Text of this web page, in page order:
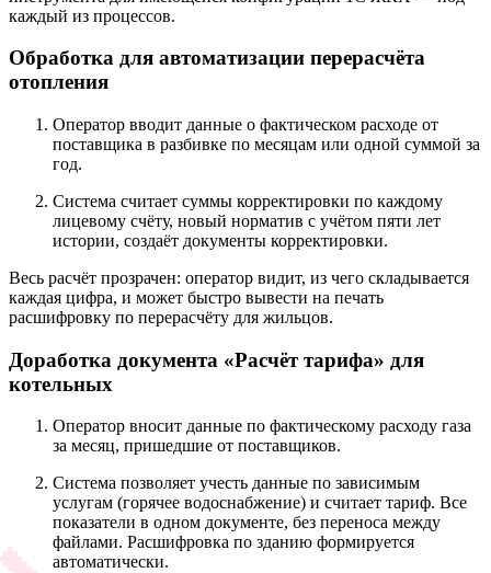
каждый из процессов.
Обработка для автоматизации перерасчёта
отопления
Оператор вводит данные о фактическом расходе от
поставщика в разбивке по месяцам или одной суммой за
год.
Система считает суммы корректировки по каждому
лицевому счёту, новый норматив с учётом пяти лет
истории, создаёт документы корректировки.
Весь расчёт прозрачен: оператор видит, из чего складывается
каждая цифра, и может быстро вывести на печать
расшифровку по перерасчёту для жильцов.
Доработка документа «Расчёт тарифа» для
котельных
Оператор вносит данные по фактическому расходу газа
за месяц, пришедшие от поставщиков.
Система позволяет учесть данные по зависимым
услугам (горячее водоснабжение) и считает тариф. Все
показатели в одном документе, без переноса между
файлами. Расшифровка по зданию формируется
автоматически.